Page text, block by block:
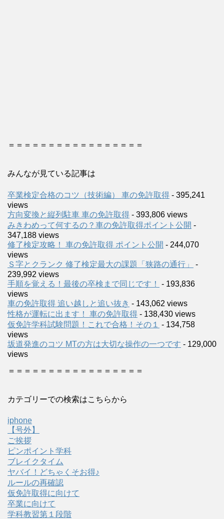
＝＝＝＝＝＝＝＝＝＝＝＝＝＝＝＝＝
みんなが見ている記事は
卒業検定合格のコツ（技術編） 車の免許取得 - 395,241
views
方向変換と縦列駐車 車の免許取得 - 393,806 views
みきわめって何するの？車の免許取得ポイント公開 -
347,188 views
修了検定攻略！ 車の免許取得 ポイント公開 - 244,070
views
Ｓ字とクランク 修了検定最大の課題「狭路の通行」
-
239,992 views
手順を覚える！最後の卒検まで同じです！
- 193,836
views
車の免許取得 追い越しと追い抜き - 143,062 views
性格が運転に出ます！ 車の免許取得 - 138,430 views
仮免許学科試験問題！これで合格！その１
- 134,758
views
坂道発進のコツ MTの方は大切な操作の一つです - 129,000
views
＝＝＝＝＝＝＝＝＝＝＝＝＝＝＝＝＝
カテゴリーでの検索はこちらから
iphone
【号外】
ご挨拶
ピンポイント学科
ブレイクタイム
ヤバイ！どちゃくそお得♪
ルールの再確認
仮免許取得に向けて
卒業に向けて
学科教習第１段階